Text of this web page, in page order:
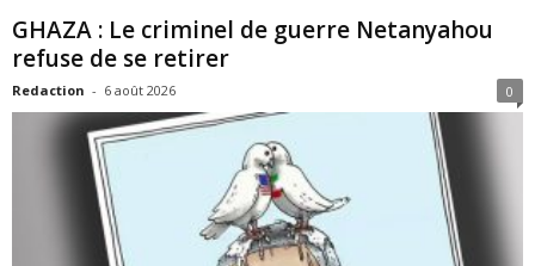
GHAZA : Le criminel de guerre Netanyahou
refuse de se retirer
Redaction - 6 août 2026 0